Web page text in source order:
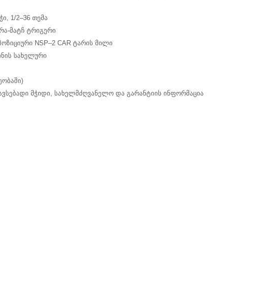
1/2–36 თემა
მატჩ ტრიგერი
NSP–2 CAR ტარის მილი
სახელური
მჭიდი, სახელმძღვანელო და გარანტიის ინფორმაცია